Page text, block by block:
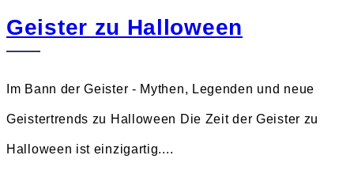
Geister zu Halloween
Im Bann der Geister - Mythen, Legenden und neue
Geistertrends zu Halloween Die Zeit der Geister zu
Halloween ist einzigartig....